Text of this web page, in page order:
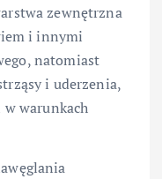
zewnętrzna
i innymi
natomiast
i uderzenia,
warunkach